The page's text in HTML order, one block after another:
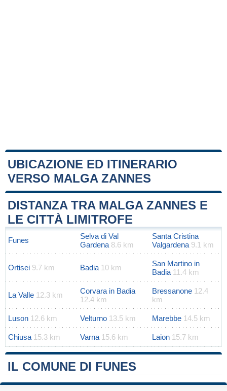
UBICAZIONE ED ITINERARIO
VERSO MALGA ZANNES
+
−
Leaflet|Map data ©OpenStreetMap
DISTANZA TRA MALGA ZANNES E
LE CITTÀ LIMITROFE
Funes
Selva di Val
Gardena 8.6 km
Santa Cristina
Valgardena 9.1 km
Ortisei 9.7 km Badia 10 km
San Martino in
Badia 11.4 km
La Valle 12.3 km
Corvara in Badia
12.4 km
Bressanone 12.4
km
Luson 12.6 km Velturno 13.5 km Marebbe 14.5 km
Chiusa 15.3 km Varna 15.6 km Laion 15.7 km
IL COMUNE DI FUNES